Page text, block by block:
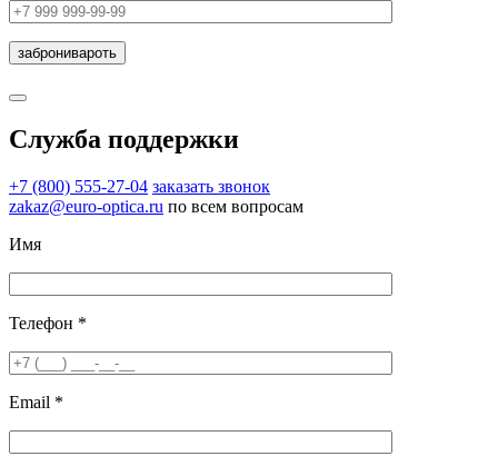
Служба поддержки
+7 (800) 555-27-04 заказать звонок
zakaz@euro-optica.ru по всем вопросам
Имя
Телефон *
Email *